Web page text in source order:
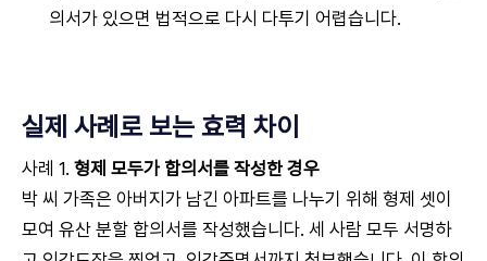
의서가 있으면 법적으로 다시 다투기 어렵습니다.
실제 사례로 보는 효력 차이
사례 1. 형제 모두가 합의서를 작성한 경우
박 씨 가족은 아버지가 남긴 아파트를 나누기 위해 형제 셋이
모여 유산 분할 합의서를 작성했습니다. 세 사람 모두 서명하